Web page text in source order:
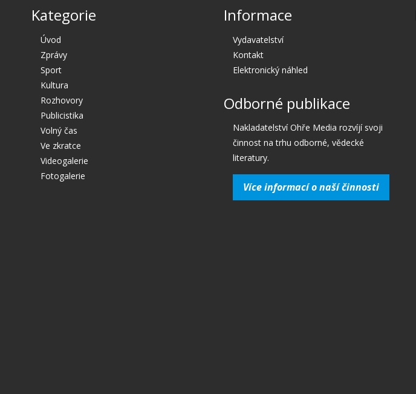
Kategorie
Úvod
Zprávy
Sport
Kultura
Rozhovory
Publicistika
Volný čas
Ve zkratce
Videogalerie
Fotogalerie
Informace
Vydavatelství
Kontakt
Elektronický náhled
Odborné publikace
Nakladatelství Ohře Media rozvíjí svoji
činnost na trhu odborné, vědecké
literatury.
Více informací o naší činnosti